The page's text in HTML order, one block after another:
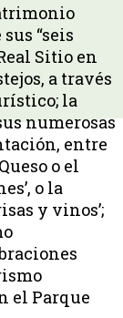
“seis
Sitio en
a través
la
numerosas
entre
o el
o la
y vinos’;
el Parque